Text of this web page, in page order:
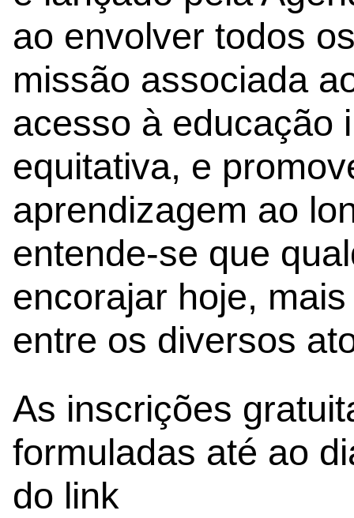
ao envolver todos
missão associada
acesso à educação
equitativa, e
aprendizagem ao
entende-se que
encorajar hoje,
entre os diversos
As inscrições
formuladas até ao
do link